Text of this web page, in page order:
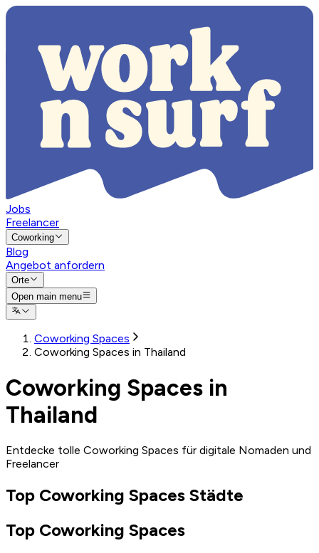
Jobs
Freelancer
Coworking
Blog
Angebot anfordern
Orte
Open main menu
Coworking Spaces
Coworking Spaces in Thailand
Coworking Spaces in
Thailand
Entdecke tolle Coworking Spaces für digitale Nomaden und
Freelancer
Top Coworking Spaces Städte
Top Coworking Spaces